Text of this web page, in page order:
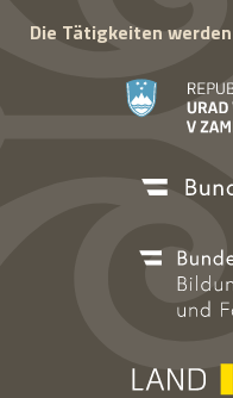
Die Tätigkeiten